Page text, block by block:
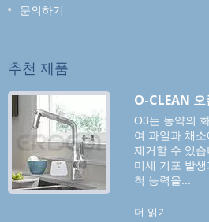
문의하기
추천 제품
O-CLEAN
O3는 농약의
여 과일과 채
제거할 수 있
미세 기포 발생
척 능력을...
더 읽기